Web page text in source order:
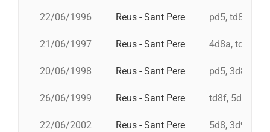
22/06/1996 Reus - Sant Pere pd5, td8f,
21/06/1997 Reus - Sant Pere 4d8a, td8f,
20/06/1998 Reus - Sant Pere pd5, 3d8,
26/06/1999 Reus - Sant Pere td8f, 5d8,
22/06/2002 Reus - Sant Pere 5d8, 3d9f,